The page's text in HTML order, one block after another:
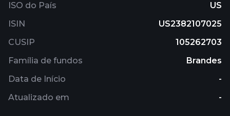
ISO do País
US
ISIN
US2382107025
CUSIP
105262703
Família de fundos
Brandes
Data de Início
-
Atualizado em
-